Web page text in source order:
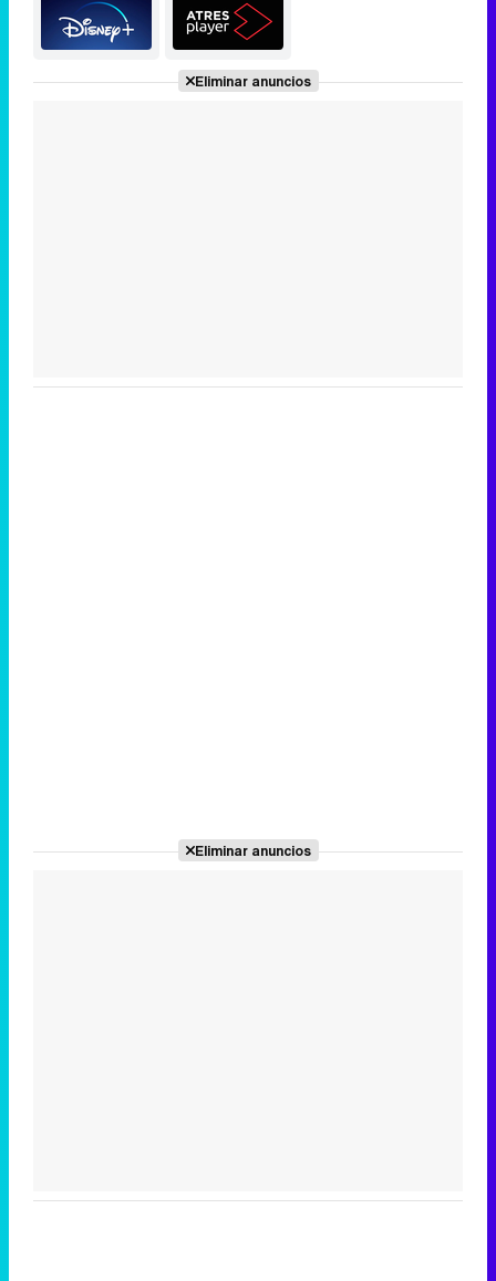
Eliminar anuncios
Eliminar anuncios